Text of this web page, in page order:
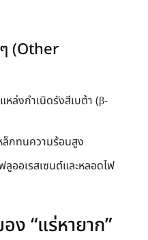
ๆ (Other
หล่งกำเนิดรังสีเบต้า (β-
ล็กทนความร้อนสูง
ลูออเรสเซนต์และหลอดไฟ
ง “แร่หายาก”